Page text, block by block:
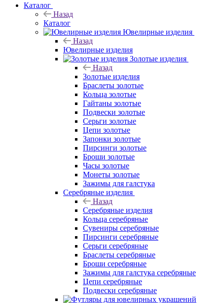
Каталог
Назад
Каталог
Ювелирные изделия
Назад
Ювелирные изделия
Золотые изделия
Назад
Золотые изделия
Браслеты золотые
Кольца золотые
Гайтаны золотые
Подвески золотые
Серьги золотые
Цепи золотые
Запонки золотые
Пирсинги золотые
Броши золотые
Часы золотые
Монеты золотые
Зажимы для галстука
Серебряные изделия
Назад
Серебряные изделия
Кольца серебряные
Сувениры серебряные
Пирсинги серебряные
Серьги серебряные
Браслеты серебряные
Броши серебряные
Зажимы для галстука серебряные
Цепи серебряные
Подвески серебряные